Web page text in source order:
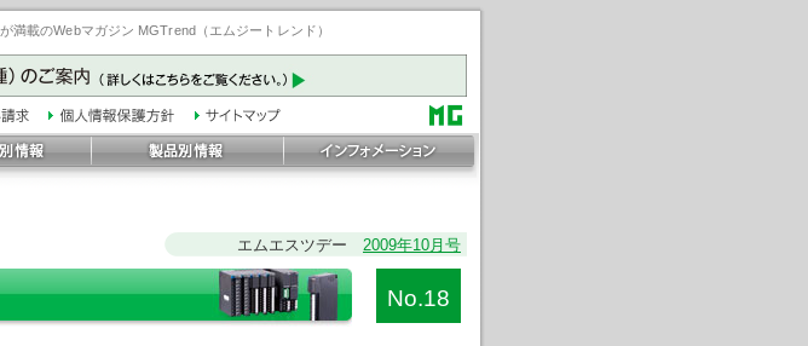
載のWebマガジン MGTrend（エムジートレンド）
エムエスツデー 2009年10月号
No.18